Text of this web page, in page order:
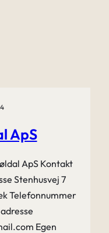
ApS
ApS Kontakt
Stenhusvej 7
Telefonnummer
Egen